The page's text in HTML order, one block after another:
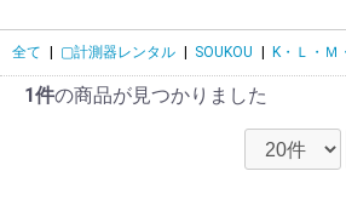
全て ▢計測器レンタル SOUKOU K・Ｌ・Ｍ
1件の商品が見つかりました